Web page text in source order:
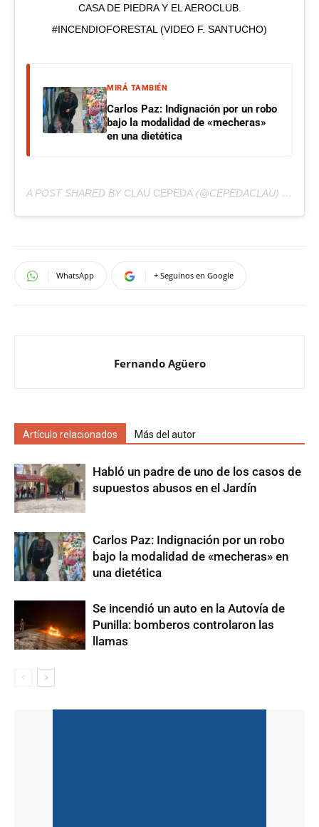
CASA DE PIEDRA Y EL AEROCLUB.
#INCENDIOFORESTAL (VIDEO F. SANTUCHO)
MIRÁ TAMBIÉN
Carlos Paz: Indignación por un robo
bajo la modalidad de «mecheras»
en una dietética
A POST SHARED BY CLAU CEPEDA (@CEPEDACLAU) ON
WhatsApp + Seguinos en Google
Fernando Agüero
Artículo relacionados Más del autor
Habló un padre de uno de los casos de
supuestos abusos en el Jardín
Carlos Paz: Indignación por un robo
bajo la modalidad de «mecheras» en
una dietética
Se incendió un auto en la Autovía de
Punilla: bomberos controlaron las
llamas